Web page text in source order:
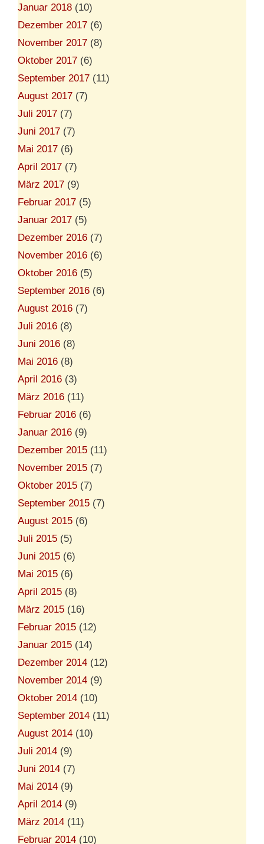
Januar 2018 (10)
Dezember 2017 (6)
November 2017 (8)
Oktober 2017 (6)
September 2017 (11)
August 2017 (7)
Juli 2017 (7)
Juni 2017 (7)
Mai 2017 (6)
April 2017 (7)
März 2017 (9)
Februar 2017 (5)
Januar 2017 (5)
Dezember 2016 (7)
November 2016 (6)
Oktober 2016 (5)
September 2016 (6)
August 2016 (7)
Juli 2016 (8)
Juni 2016 (8)
Mai 2016 (8)
April 2016 (3)
März 2016 (11)
Februar 2016 (6)
Januar 2016 (9)
Dezember 2015 (11)
November 2015 (7)
Oktober 2015 (7)
September 2015 (7)
August 2015 (6)
Juli 2015 (5)
Juni 2015 (6)
Mai 2015 (6)
April 2015 (8)
März 2015 (16)
Februar 2015 (12)
Januar 2015 (14)
Dezember 2014 (12)
November 2014 (9)
Oktober 2014 (10)
September 2014 (11)
August 2014 (10)
Juli 2014 (9)
Juni 2014 (7)
Mai 2014 (9)
April 2014 (9)
März 2014 (11)
Februar 2014 (10)